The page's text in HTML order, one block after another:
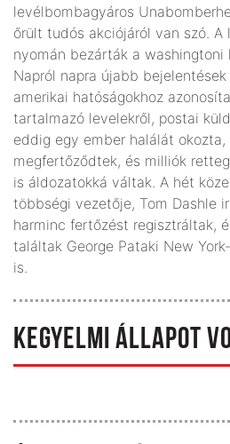
levélbombagyáros
őrült tudós akciójáról van szó. A
nyomán bezárták a washingtoni
Napról napra újabb
amerikai hatóságokhoz
tartalmazó levelekről, postai
eddig egy ember halálát
megfertőződtek, és milliók
is áldozatokká váltak. A hét
többségi vezetője, Tom Dashle
harminc fertőzést regisztráltak,
találtak George Pataki New
is.
KEGYELMI ÁLLAPOT